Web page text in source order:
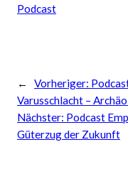
Podcast
← Vorheriger:
Varusschlacht –
Nächster: Podcast
Güterzug der Zukunft